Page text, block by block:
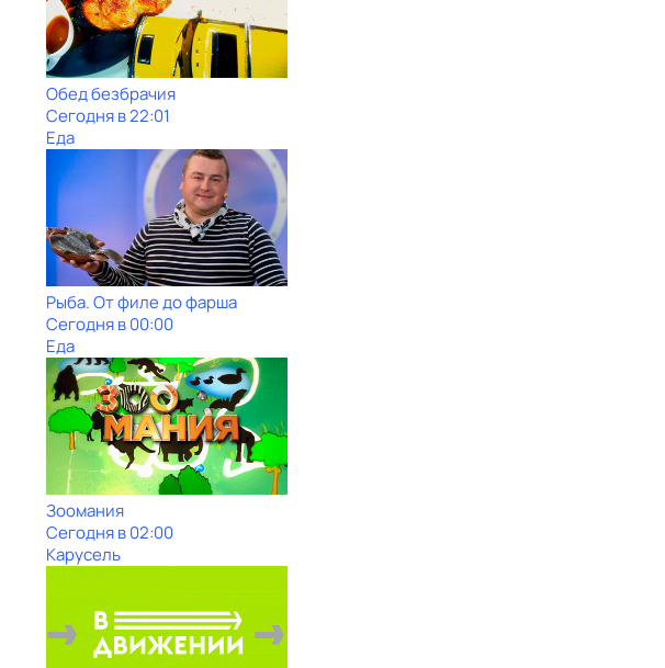
Обед безбрачия
Сегодня в 22:01
Еда
Рыба. От филе до фарша
Сегодня в 00:00
Еда
Зоомания
Сегодня в 02:00
Карусель